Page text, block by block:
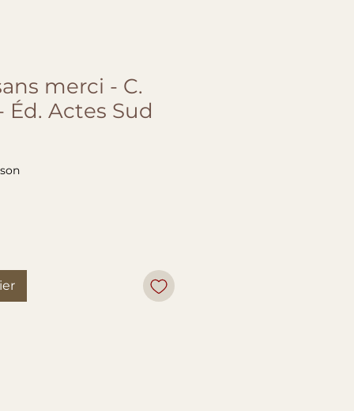
merci - C.
Éd. Actes Sud